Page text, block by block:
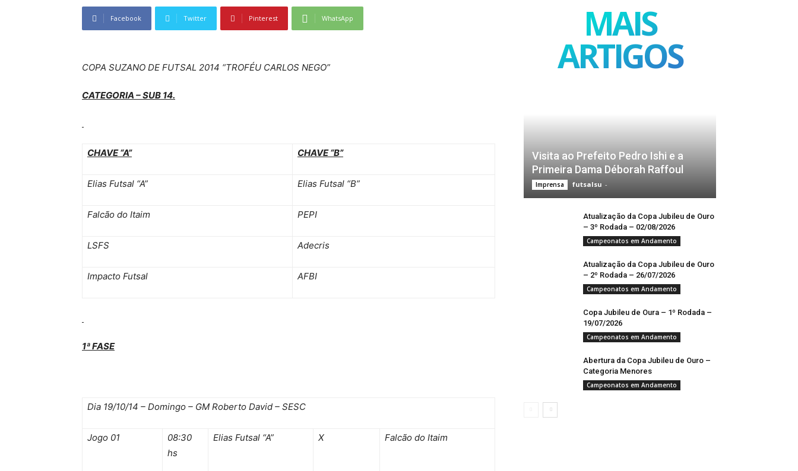
Facebook Twitter Pinterest WhatsApp
COPA SUZANO DE FUTSAL 2014 “TROFÉU CARLOS NEGO”
CATEGORIA – SUB 14.
CHAVE “A” CHAVE “B”
Elias Futsal “A” Elias Futsal “B”
Falcão do Itaim PEPI
LSFS Adecris
Impacto Futsal AFBI
1ª FASE
Dia 19/10/14 – Domingo – GM Roberto David – SESC
Jogo 01
08:30
hs
Elias Futsal “A” X Falcão do Itaim
MAIS
ARTIGOS
Visita ao Prefeito Pedro Ishi e a
Primeira Dama Déborah Raffoul
Imprensa futsalsu -
Atualização da Copa Jubileu de Ouro
– 3º Rodada – 02/08/2026
Campeonatos em Andamento
Atualização da Copa Jubileu de Ouro
– 2º Rodada – 26/07/2026
Campeonatos em Andamento
Copa Jubileu de Oura – 1º Rodada –
19/07/2026
Campeonatos em Andamento
Abertura da Copa Jubileu de Ouro –
Categoria Menores
Campeonatos em Andamento